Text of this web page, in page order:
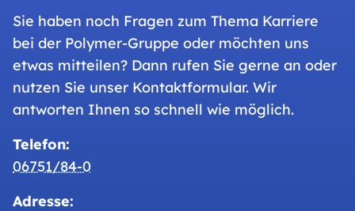
Sie haben noch Fragen zum Thema Karriere
bei der Polymer-Gruppe oder möchten uns
etwas mitteilen? Dann rufen Sie gerne an oder
nutzen Sie unser Kontaktformular. Wir
antworten Ihnen so schnell wie möglich.
Telefon:
06751/84-0
Adresse: